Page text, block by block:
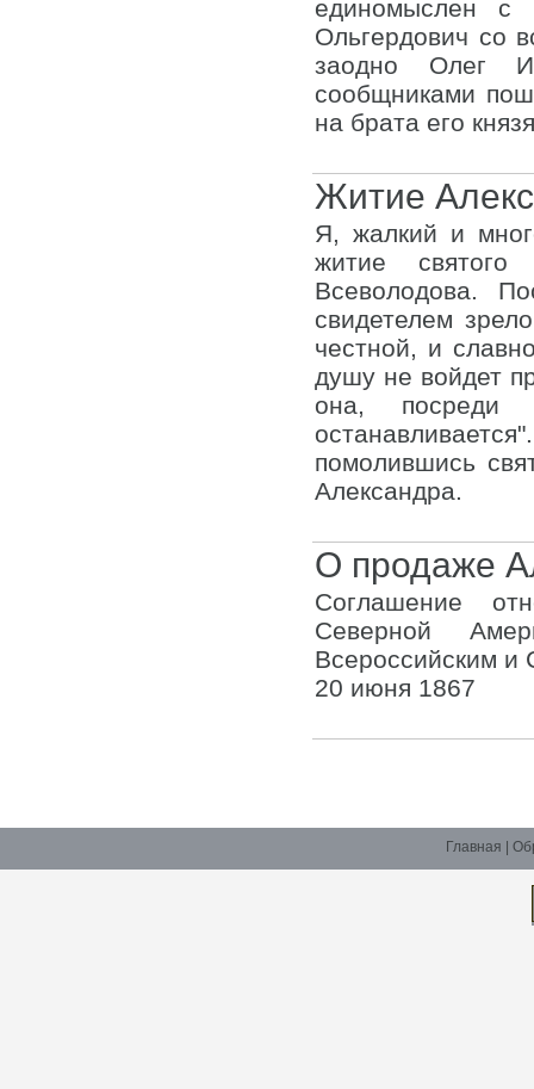
единомыслен с
Ольгердович со
заодно Олег
сообщниками
на брата его
Житие
Я, жалкий и
житие
Всеволодова.
свидетелем
честной, и
душу не войдет
она, посреди
помолившись
Александра.
О продаже
Соглашение
Северной
Всероссийским
20 июня 1867
Главная